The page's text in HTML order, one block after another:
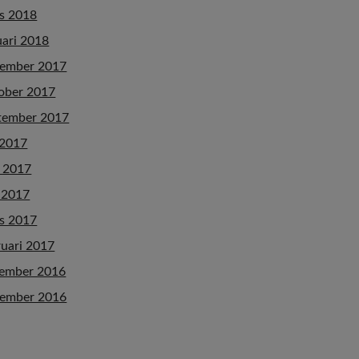
2018
2018
2017
2017
2017
2017
2017
2017
2016
2016